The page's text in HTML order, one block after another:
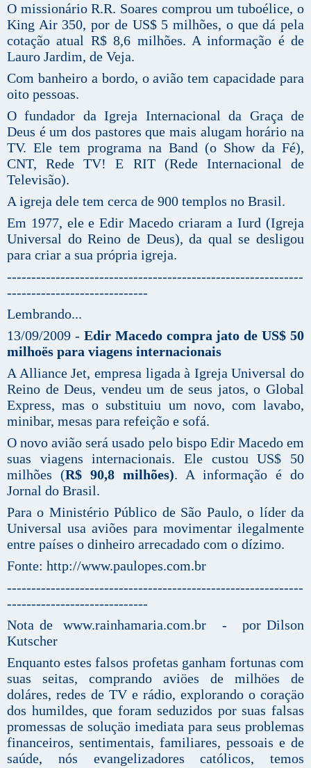
O missionário R.R. Soares comprou um tuboélice, o
King Air 350, por de US$ 5 milhões, o que dá pela
cotação atual R$ 8,6 milhões. A informação é de
Lauro Jardim, de Veja.
Com banheiro a bordo, o avião tem capacidade para
oito pessoas.
O fundador da Igreja Internacional da Graça de
Deus é um dos pastores que mais alugam horário na
TV. Ele tem programa na Band (o Show da Fé),
CNT, Rede TV! E RIT (Rede Internacional de
Televisão).
A igreja dele tem cerca de 900 templos no Brasil.
Em 1977, ele e Edir Macedo criaram a Iurd (Igreja
Universal do Reino de Deus), da qual se desligou
para criar a sua própria igreja.
-------------------------------------------------------------
-----------------------------
Lembrando...
13/09/2009 - Edir Macedo compra jato de US$ 50
milhoës para viagens internacionais
A Alliance Jet, empresa ligada à Igreja Universal do
Reino de Deus, vendeu um de seus jatos, o Global
Express, mas o substituiu um novo, com lavabo,
minibar, mesas para refeição e sofá.
O novo avião será usado pelo bispo Edir Macedo em
suas viagens internacionais. Ele custou US$ 50
milhões (R$ 90,8 milhões). A informação é do
Jornal do Brasil.
Para o Ministério Público de São Paulo, o líder da
Universal usa aviões para movimentar ilegalmente
entre países o dinheiro arrecadado com o dízimo.
Fonte: http://www.paulopes.com.br
-------------------------------------------------------------
-----------------------------
Nota de www.rainhamaria.com.br - por Dilson
Kutscher
Enquanto estes falsos profetas ganham fortunas com
suas seitas, comprando aviöes de milhöes de
doláres, redes de TV e rádio, explorando o coraçäo
dos humildes, que foram seduzidos por suas falsas
promessas de soluçäo imediata para seus problemas
financeiros, sentimentais, familiares, pessoais e de
saúde, nós evangelizadores católicos, temos